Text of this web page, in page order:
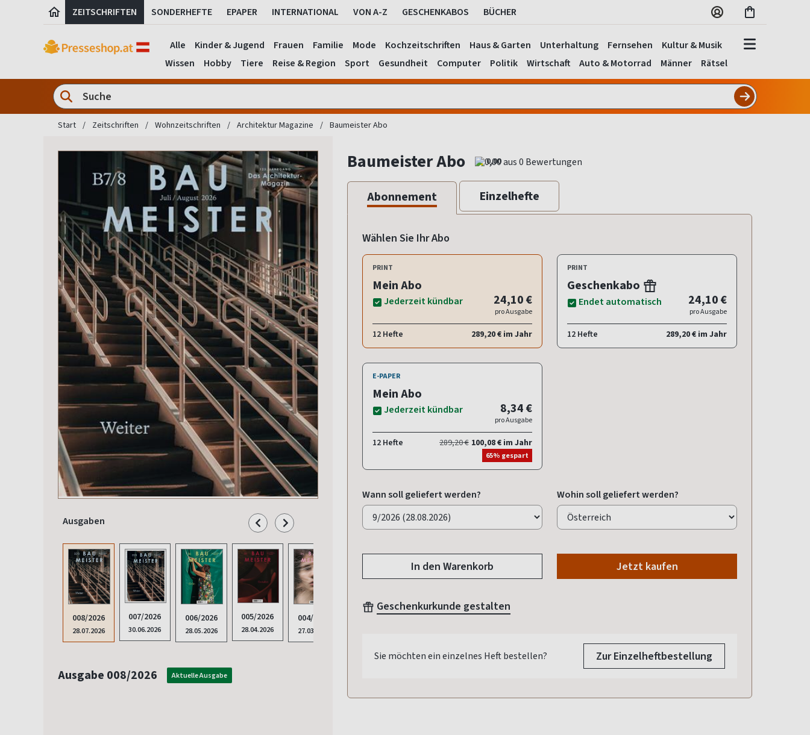
ZEITSCHRIFTEN SONDERHEFTE EPAPER INTERNATIONAL VON A-Z GESCHENKABOS BÜCHER
Alle Kinder & Jugend Frauen Familie Mode Kochzeitschriften Haus & Garten Unterhaltung Fernsehen
Kultur & Musik
Wissen
Hobby Tiere Reise & Region Sport Gesundheit Computer Politik Wirtschaft Auto & Motorrad Männer Rätsel
Start Zeitschriften Wohnzeitschriften Architektur Magazine Baumeister Abo
Ausgaben
008/2026
28.07.2026
007/2026
30.06.2026
006/2026
28.05.2026
005/2026
28.04.2026
004/2026
27.03.2026
003/2026 002/2026 001/2026
Ausgabe 008/2026 Aktuelle Ausgabe
Baumeister Abo 0,00
Abonnement Einzelhefte
Wählen Sie Ihr Abo
PRINT
Mein Abo
Jederzeit kündbar 24,10 €
pro Ausgabe
12 Hefte 289,20 € im Jahr
PRINT
Geschenkabo
Endet automatisch 24,10 €
pro Ausgabe
12 Hefte 289,20 € im Jahr
E-PAPER
Mein Abo
Jederzeit kündbar 8,34 €
pro Ausgabe
12 Hefte 289,20 € 100,08 € im Jahr
65% gespart
Wann soll geliefert werden? Wohin soll geliefert werden?
In den Warenkorb Jetzt kaufen
Geschenkurkunde gestalten
Sie möchten ein einzelnes Heft bestellen? Zur Einzelheftbestellung